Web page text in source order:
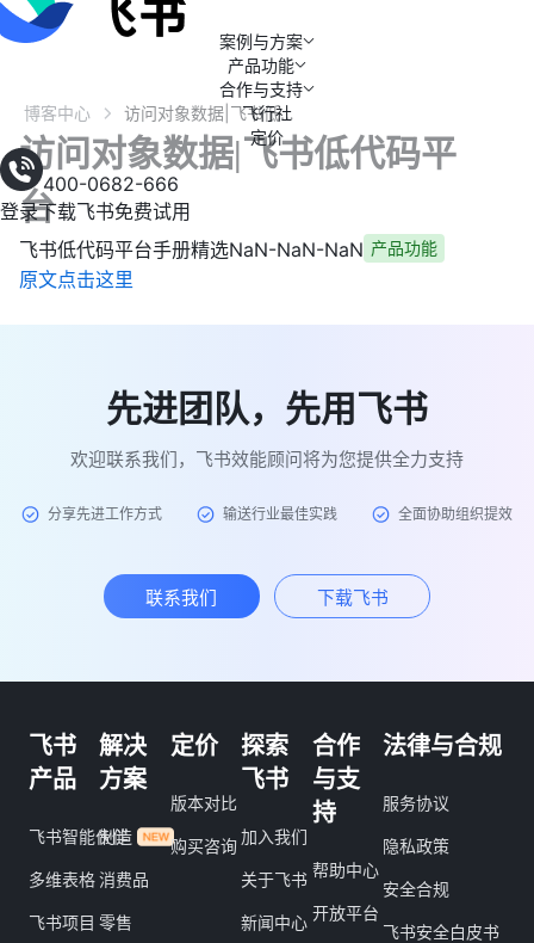
案例与方案
产品功能
合作与支持
飞行社
定价
400-0682-666
登录下载飞书免费试用
博客中心 访问对象数据|飞书低代码平台
访问对象数据|飞书低代码平
台
飞书低代码平台手册精选NaN-NaN-NaN 产品功能
原文点击这里
先进团队，先用飞书
欢迎联系我们，飞书效能顾问将为您提供全力支持
分享先进工作方式 输送行业最佳实践 全面协助组织提效
联系我们 下载飞书
飞书
产品
飞书智能伙伴
多维表格
飞书项目
解决
方案
制造
消费品
零售
定价
版本对比
购买咨询
探索
飞书
加入我们
关于飞书
新闻中心
合作
与支
持
帮助中心
开放平台
法律与合规
服务协议
隐私政策
安全合规
飞书安全白皮书